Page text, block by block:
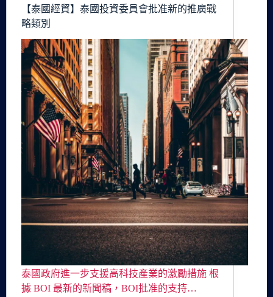
【泰國經貿】泰國投資委員會批准新的推廣戰
略類別
泰國政府進一步支援高科技產業的激勵措施 根
據 BOI 最新的新聞稿，BOI批准的支持…